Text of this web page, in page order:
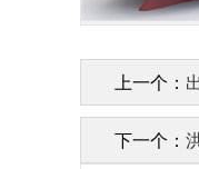
上一个：
下一个：